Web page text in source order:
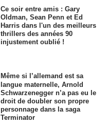
Ce soir entre amis : Gary
Oldman, Sean Penn et Ed
Harris dans l'un des meilleurs
thrillers des années 90
injustement oublié !
Même si l’allemand est sa
langue maternelle, Arnold
Schwarzenegger n’a pas eu le
droit de doubler son propre
personnage dans la saga
Terminator